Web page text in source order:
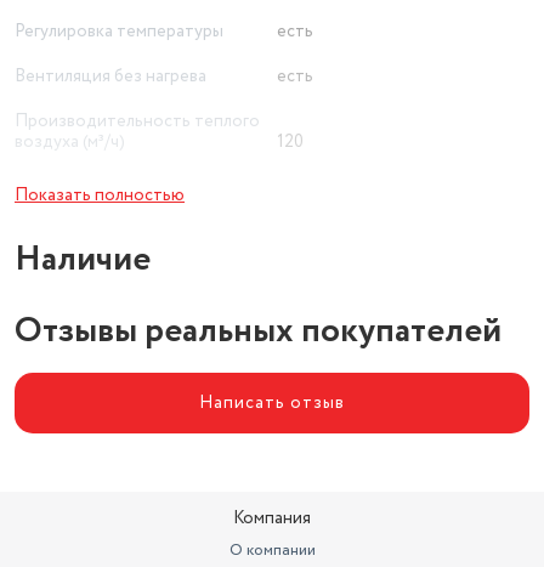
Регулировка температуры
есть
Вентиляция без нагрева
есть
Производительность теплого
воздуха (м³/ч)
120
Ручка для перемещения
Вес
Напряжение питания
220 В
Показать полностью
Наличие
Отзывы реальных покупателей
Написать отзыв
Компания
О компании